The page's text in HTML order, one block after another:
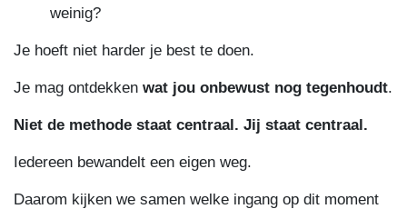
weinig?
Je hoeft niet harder je best te doen.
Je mag ontdekken wat jou onbewust nog tegenhoudt.
Niet de methode staat centraal. Jij staat centraal.
Iedereen bewandelt een eigen weg.
Daarom kijken we samen welke ingang op dit moment